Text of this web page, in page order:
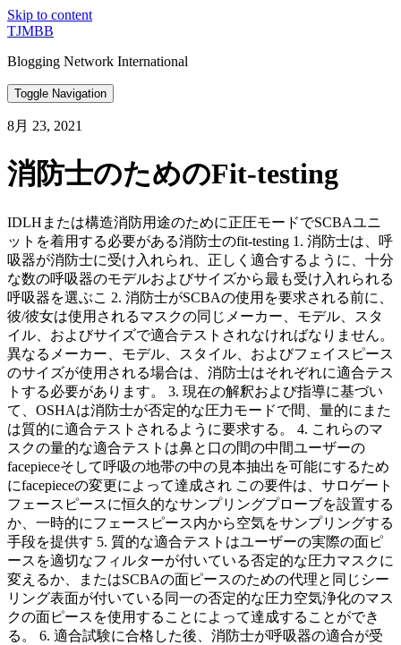
Skip to content
TJMBB
Blogging Network International
Toggle Navigation
8月 23, 2021
消防士のためのFit-testing
IDLHまたは構造消防用途のために正圧モードでSCBAユニ
ットを着用する必要がある消防士のfit-testing 1. 消防士は、呼
吸器が消防士に受け入れられ、正しく適合するように、十分
な数の呼吸器のモデルおよびサイズから最も受け入れられる
呼吸器を選ぶこ 2. 消防士がSCBAの使用を要求される前に、
彼/彼女は使用されるマスクの同じメーカー、モデル、スタ
イル、およびサイズで適合テストされなければなりません。
異なるメーカー、モデル、スタイル、およびフェイスピース
のサイズが使用される場合は、消防士はそれぞれに適合テス
トする必要があります。 3. 現在の解釈および指導に基づい
て、OSHAは消防士が否定的な圧力モードで間、量的にまた
は質的に適合テストされるように要求する。 4. これらのマ
スクの量的な適合テストは鼻と口の間の中間ユーザーの
facepieceそして呼吸の地帯の中の見本抽出を可能にするため
にfacepieceの変更によって達成され この要件は、サロゲート
フェースピースに恒久的なサンプリングプローブを設置する
か、一時的にフェースピース内から空気をサンプリングする
手段を提供す 5. 質的な適合テストはユーザーの実際の面ピ
ースを適切なフィルターが付いている否定的な圧力マスクに
変えるか、またはSCBAの面ピースのための代理と同じシー
リング表面が付いている同一の否定的な圧力空気浄化のマス
クの面ピースを使用することによって達成することができ
る。 6. 適合試験に合格した後、消防士が呼吸器の適合が受